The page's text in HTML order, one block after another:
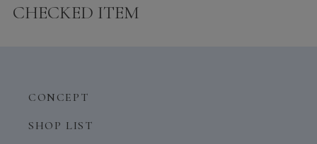
CHECKED ITEM
CONCEPT
SHOP LIST